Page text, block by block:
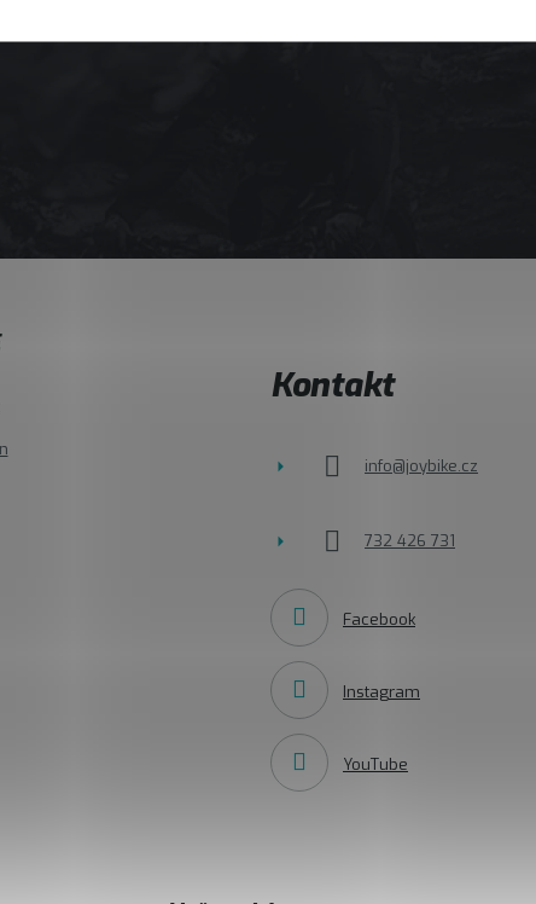
Kontakt
info@joybike.cz
732 426 731
Facebook
Instagram
YouTube